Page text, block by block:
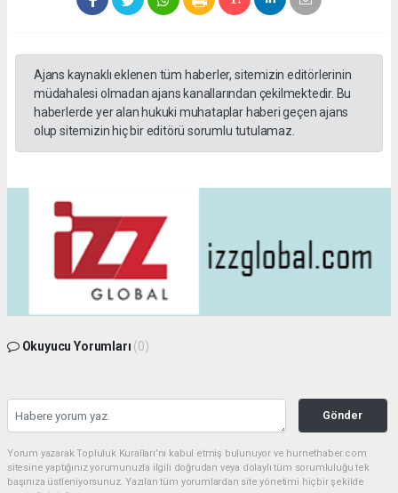
Ajans kaynaklı eklenen tüm haberler, sitemizin editörlerinin
müdahalesi olmadan ajans kanallarından çekilmektedir. Bu
haberlerde yer alan hukuki muhataplar haberi geçen ajans
olup sitemizin hiç bir editörü sorumlu tutulamaz.
Okuyucu Yorumları (0)
Gönder
Yorum yazarak Topluluk Kuralları’nı kabul etmiş bulunuyor ve hurnethaber.com
sitesine yaptığınız yorumunuzla ilgili doğrudan veya dolaylı tüm sorumluluğu tek
başınıza üstleniyorsunuz. Yazılan tüm yorumlardan site yönetimi hiçbir şekilde